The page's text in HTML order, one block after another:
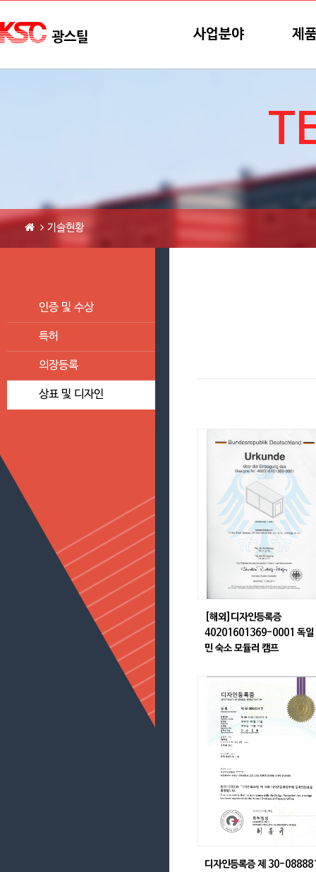
메뉴바로가기
사업분야 제
인증 및 수상
특허
의장등록
상표 및 디자인
기술현황
[해외]디자인등록증
40201601369-0001 독일
민 숙소 모듈러 캠프
디자인등록증 제 30-